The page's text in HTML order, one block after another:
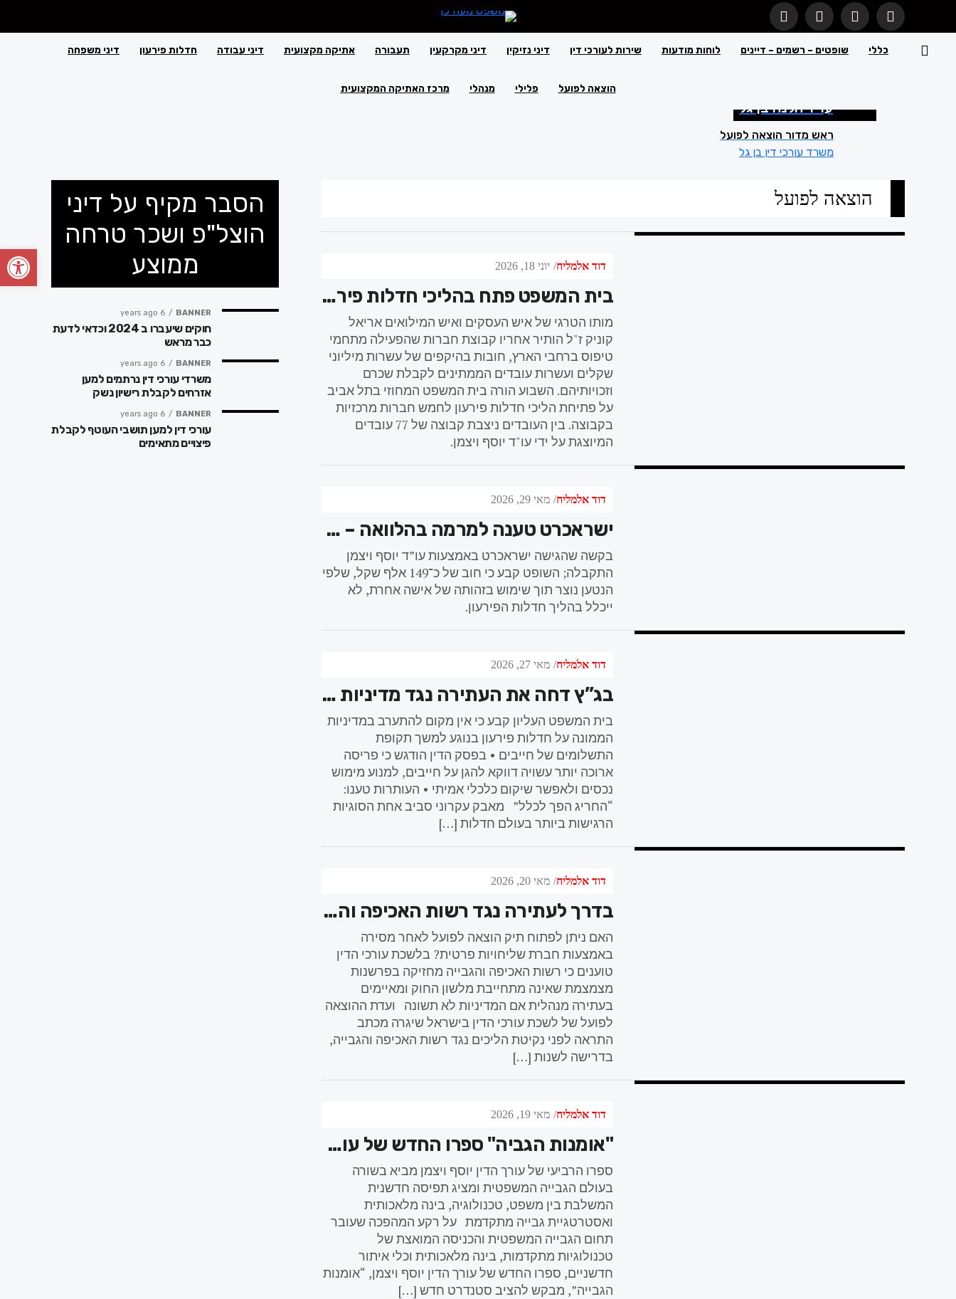
כללי שופטים – רשמים – דיינים לוחות מודעות שירות לעורכי דין דיני נזיקין דיני מקרקעין תעבורה אתיקה מקצועית דיני עבודה חדלות פירעון דיני משפחה
הוצאה לפועל פלילי מנהלי מרכז האתיקה המקצועית
עו"ד הלנה בן גל
ראש מדור הוצאה לפועל
משרד עורכי דין בן גל
הוצאה לפועל
דוד אלמליח יוני 18, 2026
בית המשפט פתח בהליכי חדלות פירעון לקבוצת החברות של אריאל קוניק ז"ל: עו"ד יוסף ויצמן מייצג 77 עובדים שנאבקים על שכרם
מותו הטרגי של איש העסקים ואיש המילואים אריאל
קוניק ז"ל הותיר אחריו קבוצת חברות שהפעילה מתחמי
טיפוס ברחבי הארץ, חובות בהיקפים של עשרות מיליוני
שקלים ועשרות עובדים הממתינים לקבלת שכרם
וזכויותיהם. השבוע הורה בית המשפט המחוזי בתל אביב
על פתיחת הליכי חדלות פירעון לחמש חברות מרכזיות
בקבוצה. בין העובדים ניצבת קבוצה של 77 עובדים
המיוצגת על ידי עו"ד יוסף ויצמן.
דוד אלמליח מאי 29, 2026
ישראכרט טענה למרמה בהלוואה – ובית המשפט החריג את החוב מהליך חדלות פירעון
בקשה שהגישה ישראכרט באמצעות עו”ד יוסף ויצמן
התקבלה; השופט קבע כי חוב של כ־149 אלף שקל, שלפי
הנטען נוצר תוך שימוש בזהותה של אישה אחרת, לא
ייכלל בהליך חדלות הפירעון.
דוד אלמליח מאי 27, 2026
בג”ץ דחה את העתירה נגד מדיניות חדלות הפירעון: “לא כל חייב מתאים למסלול של 3 שנים”
בית המשפט העליון קבע כי אין מקום להתערב במדיניות
הממונה על חדלות פירעון בנוגע למשך תקופת
התשלומים של חייבים • בפסק הדין הודגש כי פריסה
ארוכה יותר עשויה דווקא להגן על חייבים, למנוע מימוש
נכסים ולאפשר שיקום כלכלי אמיתי • העותרות טענו:
“החריג הפך לכלל” מאבק עקרוני סביב אחת הסוגיות
הרגישות ביותר בעולם חדלות […]
דוד אלמליח מאי 20, 2026
בדרך לעתירה נגד רשות האכיפה והגבייה: לשכת עורכי הדין דורשת להכיר במסירה פרטית במקום דואר ישראל
האם ניתן לפתוח תיק הוצאה לפועל לאחר מסירה
באמצעות חברת שליחויות פרטית? בלשכת עורכי הדין
טוענים כי רשות האכיפה והגבייה מחזיקה בפרשנות
מצמצמת שאינה מתחייבת מלשון החוק ומאיימים
בעתירה מנהלית אם המדיניות לא תשונה ועדת ההוצאה
לפועל של לשכת עורכי הדין בישראל שיגרה מכתב
התראה לפני נקיטת הליכים נגד רשות האכיפה והגבייה,
בדרישה לשנות […]
דוד אלמליח מאי 19, 2026
"אומנות הגביה" ספרו החדש של עורך הדין יוסף ויצמן מציג את הדור הבא של עולם הגבייה
ספרו הרביעי של עורך הדין יוסף ויצמן מביא בשורה
בעולם הגבייה המשפטית ומציג תפיסה חדשנית
המשלבת בין משפט, טכנולוגיה, בינה מלאכותית
ואסטרטגיית גבייה מתקדמת על רקע המהפכה שעובר
תחום הגבייה המשפטית והכניסה המואצת של
טכנולוגיות מתקדמות, בינה מלאכותית וכלי איתור
חדשניים, ספרו החדש של עורך הדין יוסף ויצמן, “אומנות
הגבייה”, מבקש להציב סטנדרט חדש […]
הסבר מקיף על דיני
הוצל"פ ושכר טרחה
ממוצע
BANNER
6 years ago
חוקים שיעברו ב 2024 וכדאי לדעת
כבר מראש
BANNER
6 years ago
משרדי עורכי דין נרתמים למען
אזרחים לקבלת רישיון נשק
BANNER
6 years ago
עורכי דין למען תושבי העוטף לקבלת
פיצויים מתאימים
פתח